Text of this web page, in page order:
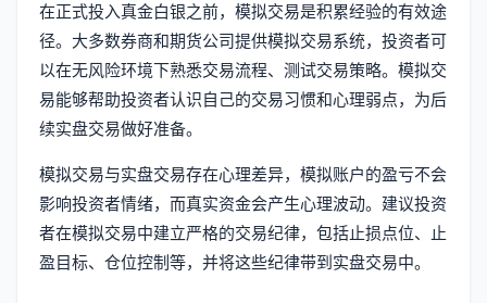
在正式投入真金白银之前，模拟交易是积累经验的有效途
径。大多数券商和期货公司提供模拟交易系统，投资者可
以在无风险环境下熟悉交易流程、测试交易策略。模拟交
易能够帮助投资者认识自己的交易习惯和心理弱点，为后
续实盘交易做好准备。
模拟交易与实盘交易存在心理差异，模拟账户的盈亏不会
影响投资者情绪，而真实资金会产生心理波动。建议投资
者在模拟交易中建立严格的交易纪律，包括止损点位、止
盈目标、仓位控制等，并将这些纪律带到实盘交易中。